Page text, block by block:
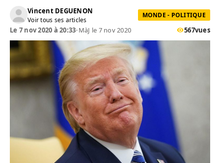
Vincent DEGUENON
Voir tous ses articles
MONDE - POLITIQUE
Le 7 nov 2020 à 20:33•MàJ le 7 nov 2020 567vues